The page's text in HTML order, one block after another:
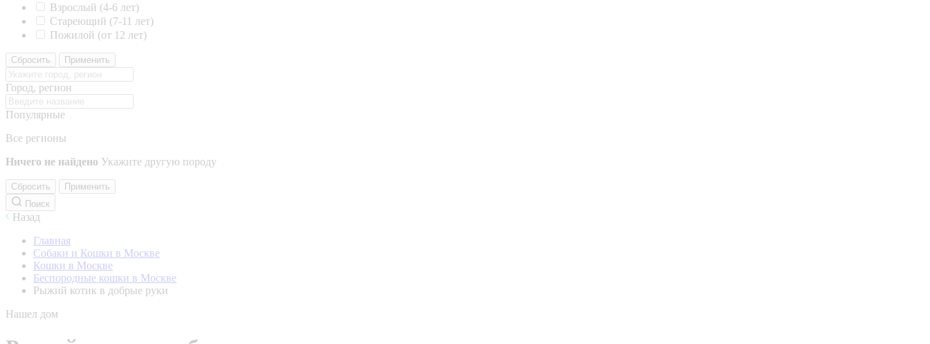
Взрослый (4-6 лет)
Стареющий (7-11 лет)
Пожилой (от 12 лет)
Сбросить Применить
Город, регион
Популярные
Все регионы
Ничего не найдено Укажите другую породу
Сбросить
Применить
Поиск
Назад
Главная
Собаки и Кошки в Москве
Кошки в Москве
Беспородные кошки в Москве
Рыжий котик в добрые руки
Нашел дом